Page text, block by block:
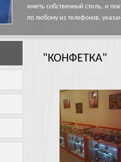
иметь собственный стиль, и
по любому из телефонов,
"КОНФЕТКА"
1.jpg